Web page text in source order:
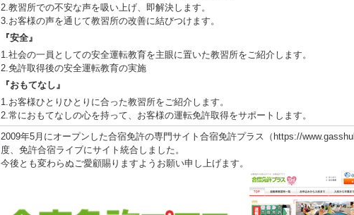
2.教習所での不安な声を吸い上げ、即解決します。
3.お客様の声を通じて教習所の改善に結びつけます。
『安全』
1.社会の一員としての安全運転教育を主眼に置いた教習所をご紹介します。
2.免許取得後の安全運転教育の実施
『おもてなし』
1.お客様ひとりひとりに合った教習所をご紹介します。
2.常におもてなしの心を持って、お客様の運転免許取得をサポートします。
2009年5月にオープンした合宿免許の専門サイト合宿免許プラス（https://
度、免許合宿ライブにサイト統合しました。
今後とも変わらぬご愛顧賜りますようお願い申し上げます。